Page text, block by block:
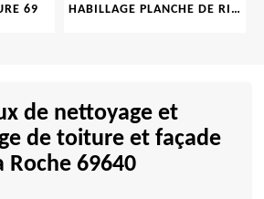
69 HABILLAGE PLANCHE DE RIVE 69
de nettoyage et
de toiture et façade
Roche 69640